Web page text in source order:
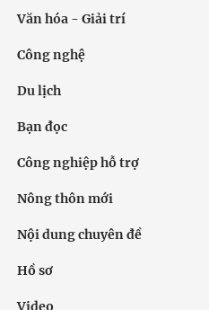
Văn hóa - Giải trí
Công nghệ
Du lịch
Bạn đọc
Công nghiệp hỗ trợ
Nông thôn mới
Nội dung chuyên đề
Hồ sơ